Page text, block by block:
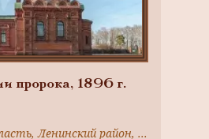
начало ХХ
пророка, 1896 г.
Московская область, Ленинский район, с. Дыдылдино